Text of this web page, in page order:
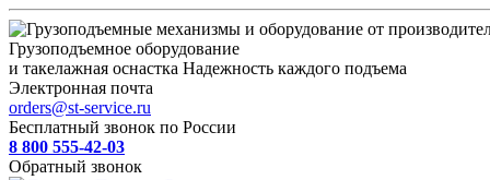
Грузоподъемное оборудование
и такелажная оснастка Надежность каждого подъема
Электронная почта
orders@st-service.ru
Бесплатный звонок по России
8 800 555-42-03
Обратный звонок